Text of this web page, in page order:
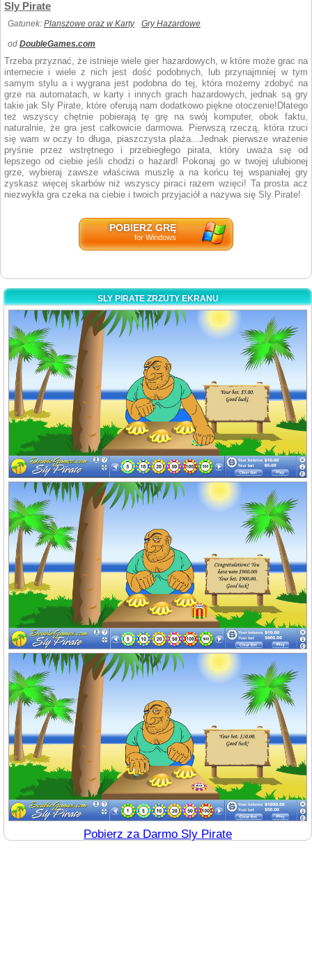
Sly Pirate
Gatunek: Planszowe oraz w Karty Gry Hazardowe
od DoubleGames.com
Trzeba przyznać, że istnieje wiele gier hazardowych, w które może grac na
internecie i wiele z nich jest dość podobnych, lub przynajmniej w tym
samym stylu a i wygrana jest podobna do tej, która możemy zdobyć na
grze na automatach, w karty i innych grach hazardowych, jednak są gry
takie jak Sly Pirate, które oferują nam dodatkowo piękne otoczenie!Dlatego
też wszyscy chętnie pobierają tę grę na swój komputer, obok faktu,
naturalnie, że gra jest całkowicie darmowa. Pierwszą rzeczą, która rzuci
się wam w oczy to długa, piaszczysta plaża...Jednak pierwsze wrażenie
pryśnie przez wstrętnego i przebiegłego pirata, który uważa się od
lepszego od ciebie jeśli chodzi o hazard! Pokonaj go w twojej ulubionej
grze, wybieraj zawsze właściwa muszlę a na końcu tej wspaniałej gry
zyskasz więcej skarbów niż wszyscy piraci razem wzięci! Ta prosta acz
niezwykła gra czeka na ciebie i twoich przyjaciół a nazywa się Sly Pirate!
POBIERZ GRĘ
for Windows
SLY PIRATE ZRZUTY EKRANU
Pobierz za Darmo Sly Pirate